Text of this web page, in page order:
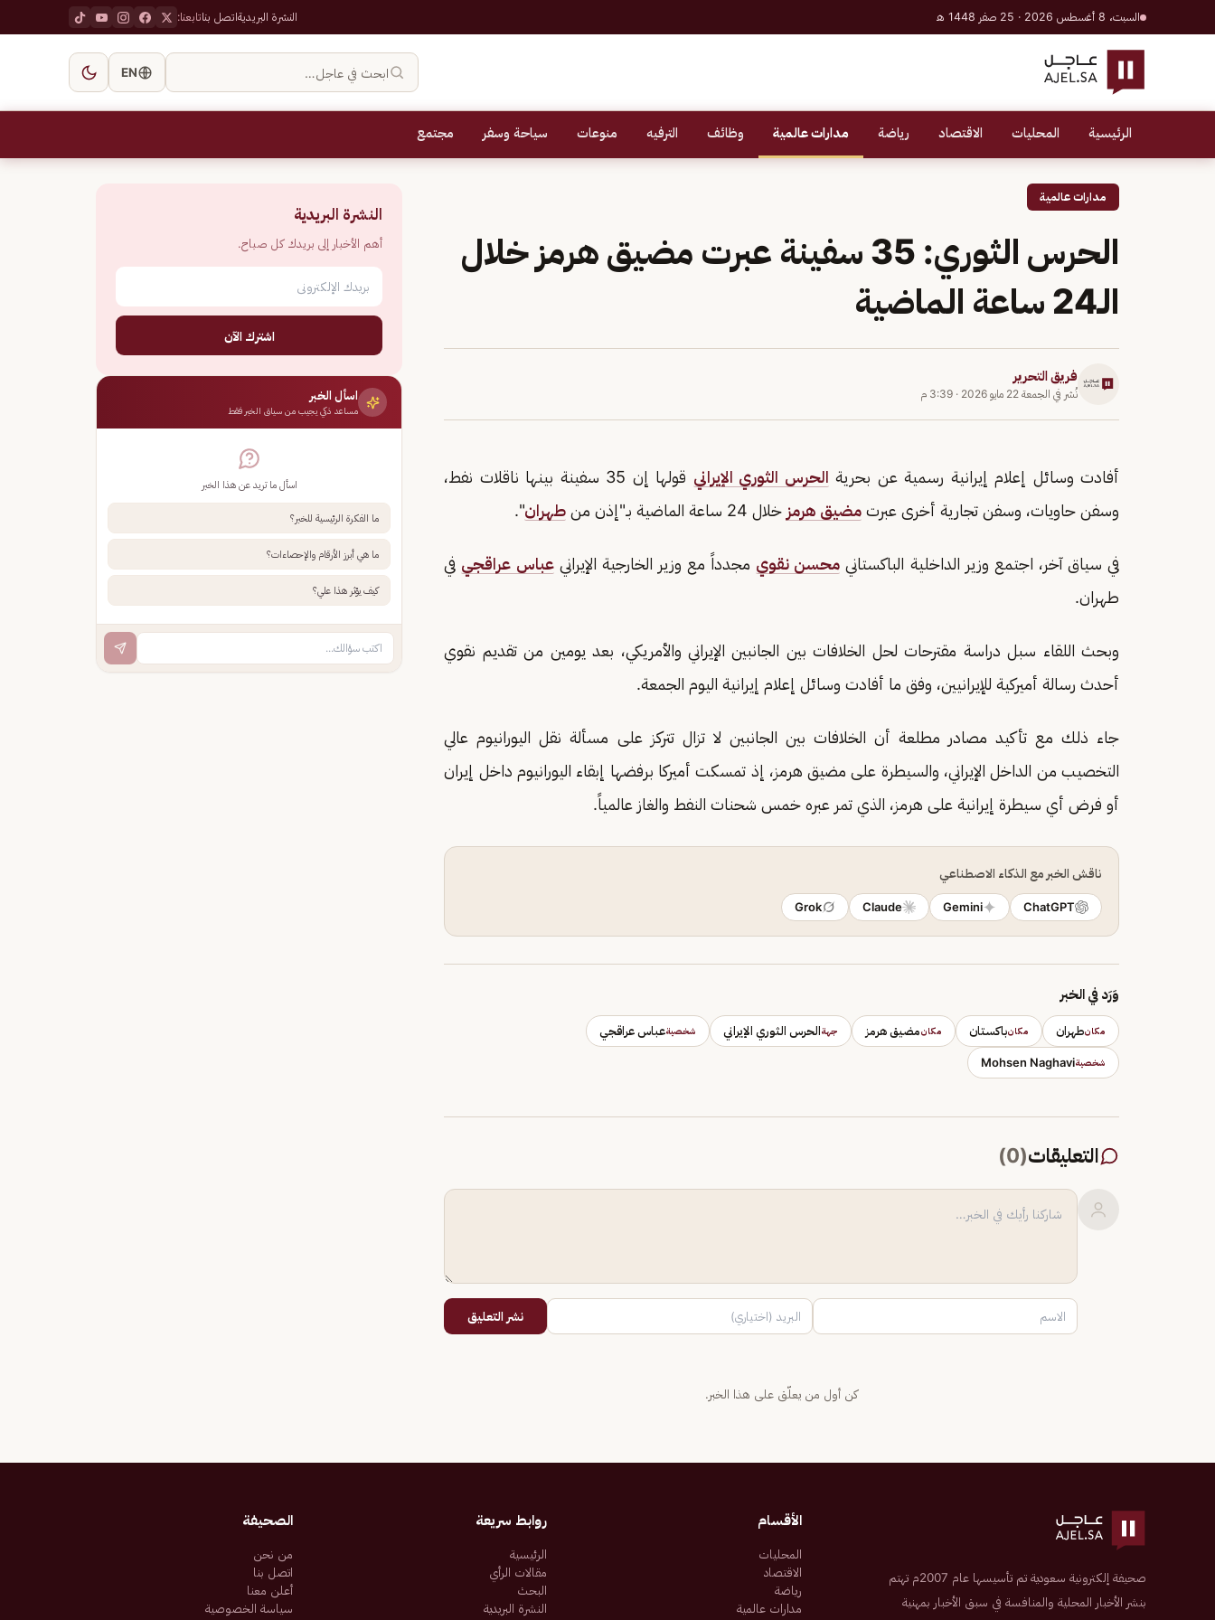
السبت، 8 أغسطس 2026 · 25 صفر 1448 هـ النشرة البريديةاتصل بناتابعنا:
ابحث في عاجل… EN
الرئيسية المحليات الاقتصاد رياضة مدارات عالمية وظائف الترفيه منوعات سياحة وسفر مجتمع
مدارات عالمية
الحرس الثوري: 35 سفينة عبرت مضيق هرمز خلال
الـ24 ساعة الماضية
فريق التحرير
نُشر في الجمعة 22 مايو 2026 · 3:39 م
أفادت وسائل إعلام إيرانية رسمية عن بحرية الحرس الثوري الإيراني
قولها إن 35 سفينة بينها ناقلات نفط،
وسفن حاويات، وسفن تجارية أخرى عبرت مضيق هرمز خلال 24 ساعة الماضية بـ"إذن من طهران".
في سياق آخر، اجتمع وزير الداخلية الباكستاني محسن نقوي مجدداً مع وزير الخارجية الإيرانيعباس عراقجي في
طهران.
وبحث اللقاء سبل دراسة مقترحات لحل الخلافات بين الجانبين الإيراني والأمريكي، بعد يومين من تقديم نقوي
أحدث رسالة أميركية للإيرانيين، وفق ما أفادت وسائل إعلام إيرانية اليوم الجمعة.
جاء ذلك مع تأكيد مصادر مطلعة أن الخلافات بين الجانبين لا تزال تتركز على مسألة نقل اليورانيوم عالي
التخصيب من الداخل الإيراني، والسيطرة على مضيق هرمز، إذ تمسكت أميركا برفضها إبقاء اليورانيوم داخل إيران
أو فرض أي سيطرة إيرانية على هرمز، الذي تمر عبره خمس شحنات النفط والغاز عالمياً.
ناقش الخبر مع الذكاء الاصطناعي
ChatGPT
Gemini
Claude
Grok
وَرَد في الخبر
مكانطهران مكانباكستان مكانمضيق هرمز جهةالحرس الثوري الإيراني شخصيةعباس عراقجي
شخصيةMohsen Naghavi
التعليقات(
0
)
نشر التعليق
كن أول من يعلّق على هذا الخبر.
النشرة البريدية
أهم الأخبار إلى بريدك كل صباح.
اشترك الآن
اسأل الخبر
مساعد ذكي يجيب من سياق الخبر فقط
اسأل ما تريد عن هذا الخبر
ما الفكرة الرئيسية للخبر؟
ما هي أبرز الأرقام والإحصاءات؟
كيف يؤثر هذا علي؟
صحيفة إلكترونية سعودية تم تأسيسها عام 2007م تهتم
بنشر الأخبار المحلية والمنافسة في سبق الأخبار بمهنية
الأقسام
المحليات
الاقتصاد
رياضة
مدارات عالمية
روابط سريعة
الرئيسية
مقالات الرأي
البحث
النشرة البريدية
الصحيفة
من نحن
اتصل بنا
أعلن معنا
سياسة الخصوصية